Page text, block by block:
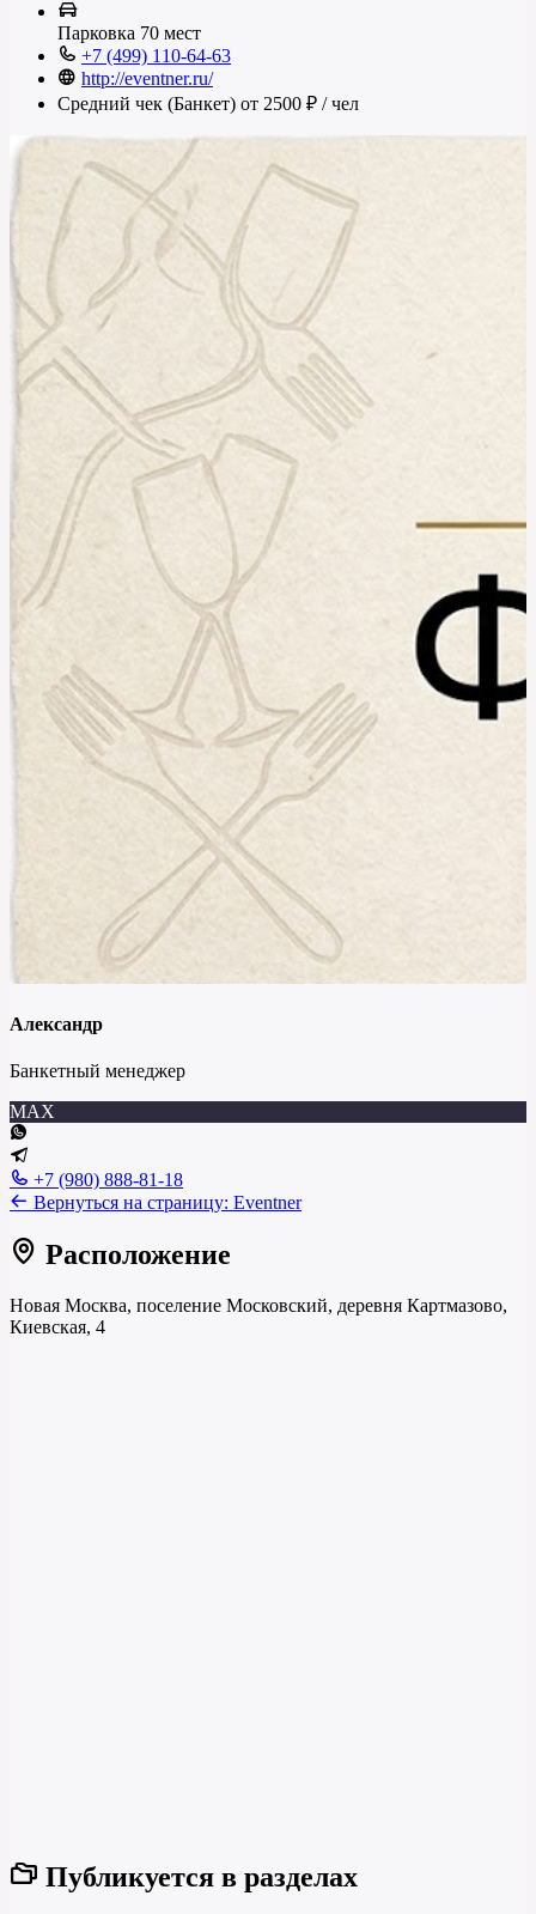
Парковка 70 мест
+7 (499) 110-64-63
http://eventner.ru/
Средний чек (Банкет) от 2500 ₽ / чел
Александр
Банкетный менеджер
MAX
+7 (980) 888-81-18
Вернуться на страницу: Eventner
Расположение
Новая Москва, поселение Московский, деревня Картмазово,
Киевская, 4
Публикуется в разделах